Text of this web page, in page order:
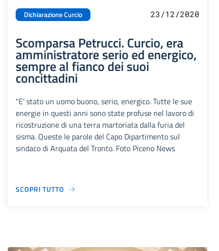
Dichiarazione Curcio 23/12/2020
Scomparsa Petrucci. Curcio, era
amministratore serio ed energico,
sempre al fianco dei suoi
concittadini
"E' stato un uomo buono, serio, energico. Tutte le sue
energie in questi anni sono state profuse nel lavoro di
ricostruzione di una terra martoriata dalla furia del
sisma. Queste le parole del Capo Dipartimento sul
sindaco di Arquata del Tronto. Foto Piceno News
SCOPRI TUTTO